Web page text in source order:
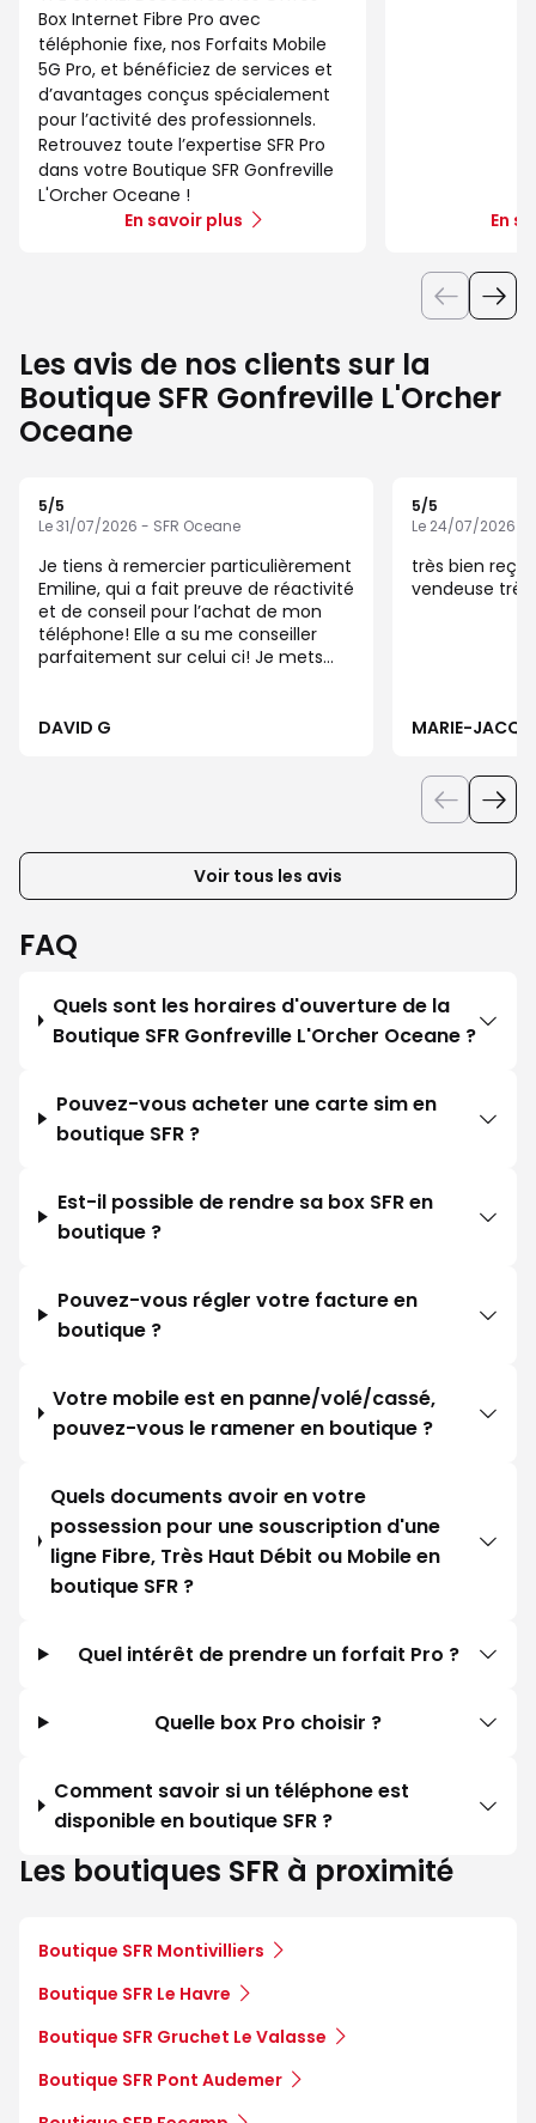
Box Internet Fibre Pro avec
téléphonie fixe, nos Forfaits Mobile
5G Pro, et bénéficiez de services et
d’avantages conçus spécialement
pour l’activité des professionnels.
Retrouvez toute l’expertise SFR Pro
dans votre Boutique SFR Gonfreville
L'Orcher Oceane !
En savoir plus
En
Les avis de nos clients sur la
Boutique SFR Gonfreville L'Orcher
Oceane
5/5
Le 31/07/2026 - SFR Oceane
Je tiens à remercier particulièrement
Emiline, qui a fait preuve de réactivité
et de conseil pour l’achat de mon
téléphone! Elle a su me conseiller
parfaitement sur celui ci! Je mets
L’orcher.
DAVID G
5/5
Le 24/07/2026 -
très bien reçu
vendeuse
MARIE-
Voir tous les avis
FAQ
Quels sont les horaires d'ouverture de la
Boutique SFR Gonfreville L'Orcher Oceane ?
Pouvez-vous acheter une carte sim en
boutique SFR ?
Est-il possible de rendre sa box SFR en
boutique ?
Pouvez-vous régler votre facture en
boutique ?
Votre mobile est en panne/volé/cassé,
pouvez-vous le ramener en boutique ?
Quels documents avoir en votre
possession pour une souscription d'une
ligne Fibre, Très Haut Débit ou Mobile en
boutique SFR ?
Quel intérêt de prendre un forfait Pro ?
Quelle box Pro choisir ?
Comment savoir si un téléphone est
disponible en boutique SFR ?
Les boutiques SFR à proximité
Boutique SFR Montivilliers
Boutique SFR Le Havre
Boutique SFR Gruchet Le Valasse
Boutique SFR Pont Audemer